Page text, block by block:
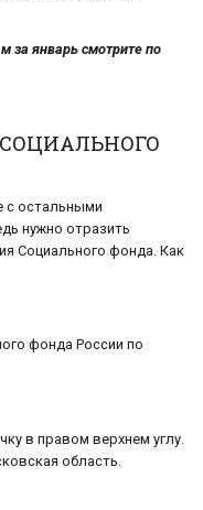
за январь смотрите по
с остальными
нужно отразить
Социального фонда. Как
фонда России по
в правом верхнем углу.
область.